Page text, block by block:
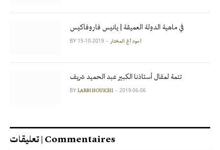
في ماهية الدولة العميقة | يانيس فاروفاكيس
BY آمود أغ المختار 2019-10-15
تتمة لمقال أستاذنا الكبير عبد الحميد شريف
BY LARBI HOUICHI 2019-06-06
تعليقات | Commentaires